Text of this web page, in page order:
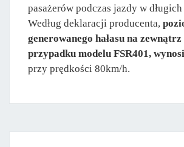
pasażerów podczas jazdy w długich
Według deklaracji producenta,
generowanego hałasu na
przypadku modelu FSR401,
przy prędkości 80km/h.